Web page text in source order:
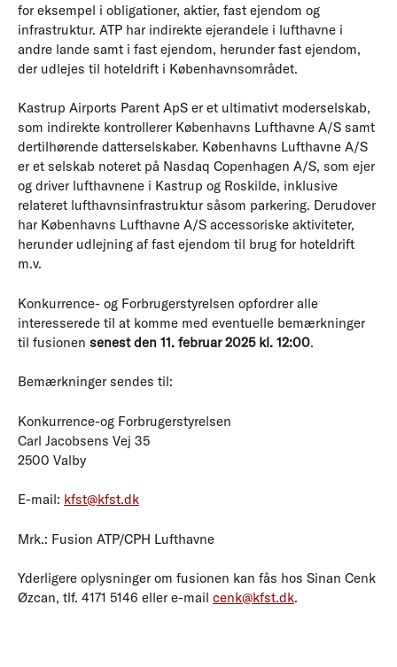
for eksempel i obligationer, aktier, fast ejendom og
infrastruktur. ATP har indirekte ejerandele i lufthavne i
andre lande samt i fast ejendom, herunder fast ejendom,
der udlejes til hoteldrift i Københavnsområdet.
Kastrup Airports Parent ApS er et ultimativt moderselskab,
som indirekte kontrollerer Københavns Lufthavne A/S samt
dertilhørende datterselskaber. Københavns Lufthavne A/S
er et selskab noteret på Nasdaq Copenhagen A/S, som ejer
og driver lufthavnene i Kastrup og Roskilde, inklusive
relateret lufthavnsinfrastruktur såsom parkering. Derudover
har Københavns Lufthavne A/S accessoriske aktiviteter,
herunder udlejning af fast ejendom til brug for hoteldrift
m.v.
Konkurrence- og Forbrugerstyrelsen opfordrer alle
interesserede til at komme med eventuelle bemærkninger
til fusionen senest den 11. februar 2025 kl. 12:00.
Bemærkninger sendes til:
Konkurrence-og Forbrugerstyrelsen
Carl Jacobsens Vej 35
2500 Valby
E-mail: kfst@kfst.dk
Mrk.: Fusion ATP/CPH Lufthavne
Yderligere oplysninger om fusionen kan fås hos Sinan Cenk
Øzcan, tlf. 4171 5146 eller e-mail cenk@kfst.dk.